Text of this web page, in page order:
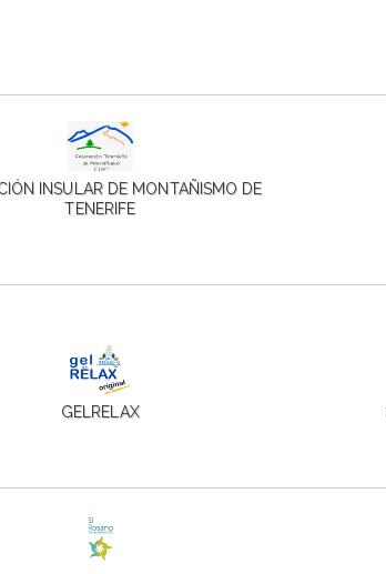
INSULAR DE MONTAÑISMO DE
TENERIFE
GELRELAX